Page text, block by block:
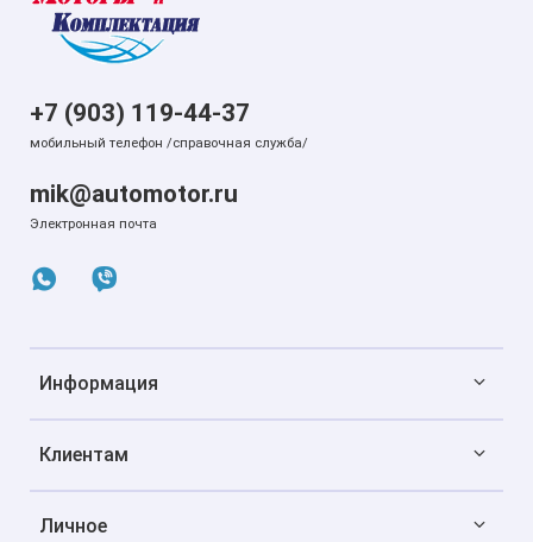
Информация
Клиентам
Личное
+7 (903) 119-44-37
мобильный телефон /справочная служба/
mik@automotor.ru
Электронная почта